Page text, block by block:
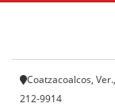
Coatzacoalcos,
212-9914